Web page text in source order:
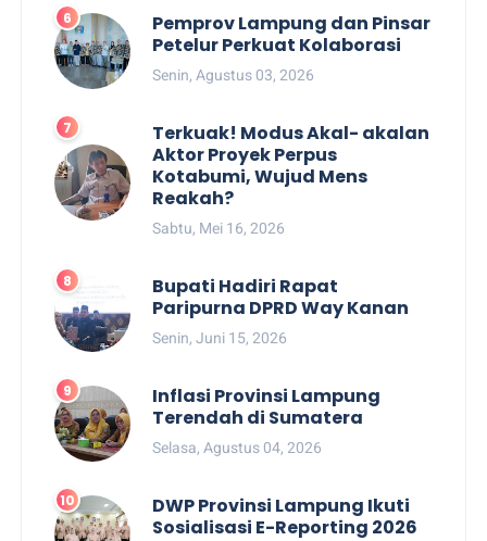
Pemprov Lampung dan Pinsar
Petelur Perkuat Kolaborasi
Senin, Agustus 03, 2026
Terkuak! Modus Akal- akalan
Aktor Proyek Perpus
Kotabumi, Wujud Mens
Reakah?
Sabtu, Mei 16, 2026
Bupati Hadiri Rapat
Paripurna DPRD Way Kanan
Senin, Juni 15, 2026
Inflasi Provinsi Lampung
Terendah di Sumatera
Selasa, Agustus 04, 2026
DWP Provinsi Lampung Ikuti
Sosialisasi E-Reporting 2026